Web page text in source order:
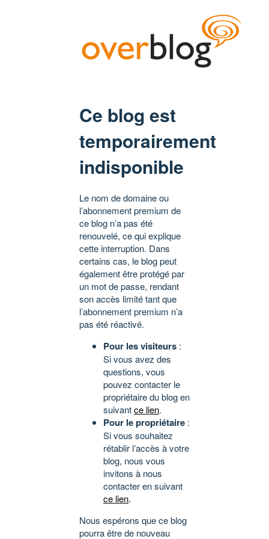
Ce blog est
temporairement
indisponible
Le nom de domaine ou
l’abonnement premium de
ce blog n’a pas été
renouvelé, ce qui explique
cette interruption. Dans
certains cas, le blog peut
également être protégé par
un mot de passe, rendant
son accès limité tant que
l’abonnement premium n’a
pas été réactivé.
Pour les visiteurs :
Si vous avez des
questions, vous
pouvez contacter le
propriétaire du blog en
suivantce lien.
Pour le propriétaire :
Si vous souhaitez
rétablir l’accès à votre
blog, nous vous
invitons à nous
contacter en suivant
ce lien.
Nous espérons que ce blog
pourra être de nouveau